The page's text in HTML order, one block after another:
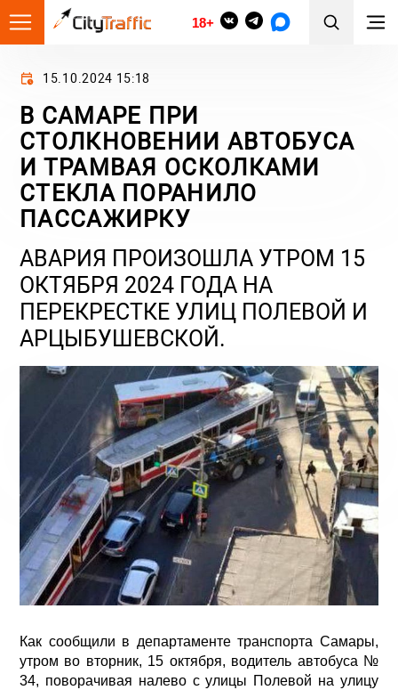
18+
15.10.2024 15:18
В САМАРЕ ПРИ
СТОЛКНОВЕНИИ АВТОБУСА
И ТРАМВАЯ ОСКОЛКАМИ
СТЕКЛА ПОРАНИЛО
ПАССАЖИРКУ
АВАРИЯ ПРОИЗОШЛА УТРОМ 15
ОКТЯБРЯ 2024 ГОДА НА
ПЕРЕКРЕСТКЕ УЛИЦ ПОЛЕВОЙ И
АРЦЫБУШЕВСКОЙ.
Как сообщили в департаменте транспорта Самары,
утром во вторник, 15 октября, водитель автобуса №
34, поворачивая налево с улицы Полевой на улицу